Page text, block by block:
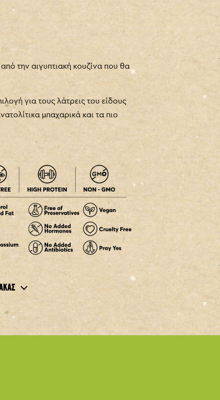
την αιγυπτιακή κουζίνα που θα
για τους λάτρεις του είδους
μπαχαρικά και τα πιο
670 Kj / 160 Kcal